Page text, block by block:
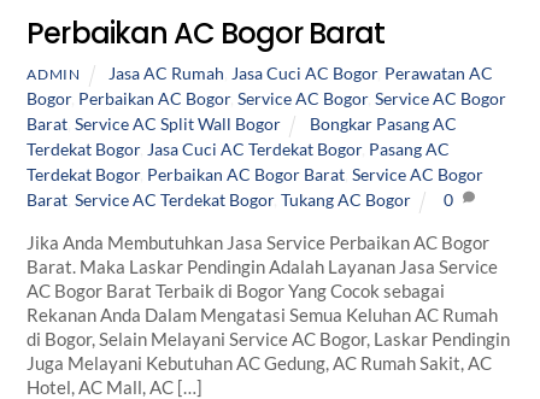
Perbaikan AC Bogor Barat
ADMIN Jasa AC Rumah Jasa Cuci AC Bogor, Perawatan AC
Bogor, Perbaikan AC Bogor,Service AC Bogor,Service AC Bogor
Barat ,Service AC Split Wall Bogor
Bongkar Pasang AC
Terdekat Bogor,Jasa Cuci AC Terdekat Bogor, Pasang AC
Terdekat Bogor, Perbaikan AC Bogor Barat ,Service AC Bogor
Barat ,Service AC Terdekat Bogor,Tukang AC Bogor 0
Jika Anda Membutuhkan Jasa Service Perbaikan AC Bogor
Barat. Maka Laskar Pendingin Adalah Layanan Jasa Service
AC Bogor Barat Terbaik di Bogor Yang Cocok sebagai
Rekanan Anda Dalam Mengatasi Semua Keluhan AC Rumah
di Bogor, Selain Melayani Service AC Bogor, Laskar Pendingin
Juga Melayani Kebutuhan AC Gedung, AC Rumah Sakit, AC
Hotel, AC Mall, AC […]